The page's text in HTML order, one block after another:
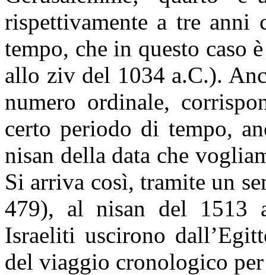
rispettivamente a tre
tempo, che in questo caso
allo ziv del 1034 a.C.).
numero ordinale,
certo periodo di tempo,
nisan della data che
Si arriva così, tramite un
479), al nisan del 1513
Israeliti uscirono
del viaggio cronologico